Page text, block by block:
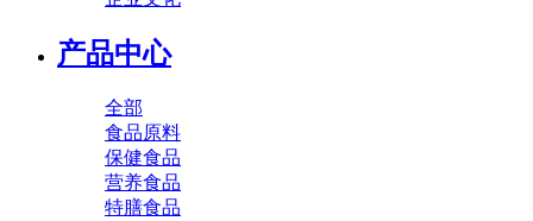
产品中心
全部
食品原料
保健食品
营养食品
特膳食品